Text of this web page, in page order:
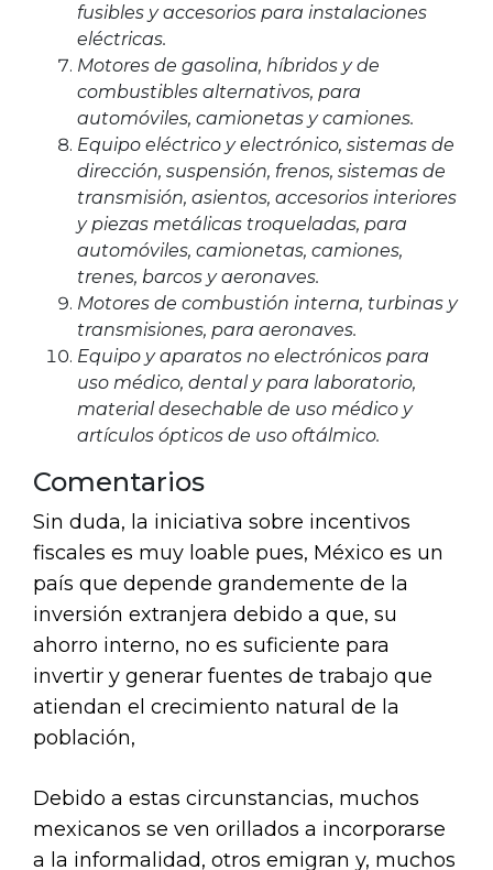
fusibles y accesorios para instalaciones
eléctricas.
Motores de gasolina, híbridos y de
combustibles alternativos, para
automóviles, camionetas y camiones.
Equipo eléctrico y electrónico, sistemas de
dirección, suspensión, frenos, sistemas de
transmisión, asientos, accesorios interiores
y piezas metálicas troqueladas, para
automóviles, camionetas, camiones,
trenes, barcos y aeronaves.
Motores de combustión interna, turbinas y
transmisiones, para aeronaves.
Equipo y aparatos no electrónicos para
uso médico, dental y para laboratorio,
material desechable de uso médico y
artículos ópticos de uso oftálmico.
Comentarios
Sin duda, la iniciativa sobre incentivos
fiscales es muy loable pues, México es un
país que depende grandemente de la
inversión extranjera debido a que, su
ahorro interno, no es suficiente para
invertir y generar fuentes de trabajo que
atiendan el crecimiento natural de la
población,
Debido a estas circunstancias, muchos
mexicanos se ven orillados a incorporarse
a la informalidad, otros emigran y, muchos